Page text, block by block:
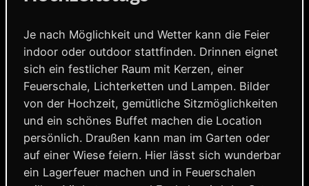
Je nach Möglichkeit und Wetter kann die Feier
indoor oder outdoor stattfinden. Drinnen eignet
sich ein festlicher Raum mit Kerzen, einer
Feuerschale, Lichterketten und Lampen. Bilder
von der Hochzeit, gemütliche Sitzmöglichkeiten
und ein schönes Buffet machen die Location
persönlich. Draußen kann man im Garten oder
auf einer Wiese feiern. Hier lässt sich wunderbar
ein Lagerfeuer machen und in Feuerschalen